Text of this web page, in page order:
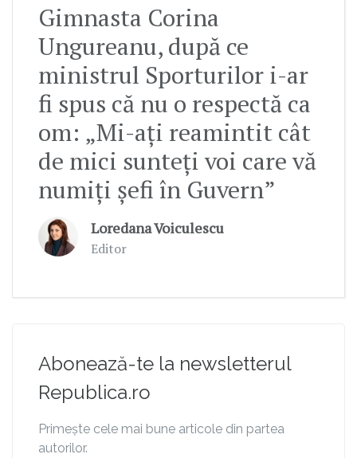
Gimnasta Corina
Ungureanu, după ce
ministrul Sporturilor i-ar
fi spus că nu o respectă ca
om: „Mi-ați reamintit cât
de mici sunteți voi care vă
numiți șefi în Guvern”
Loredana Voiculescu
Editor
Abonează-te la newsletterul
Republica.ro
Primește cele mai bune articole din partea
autorilor.